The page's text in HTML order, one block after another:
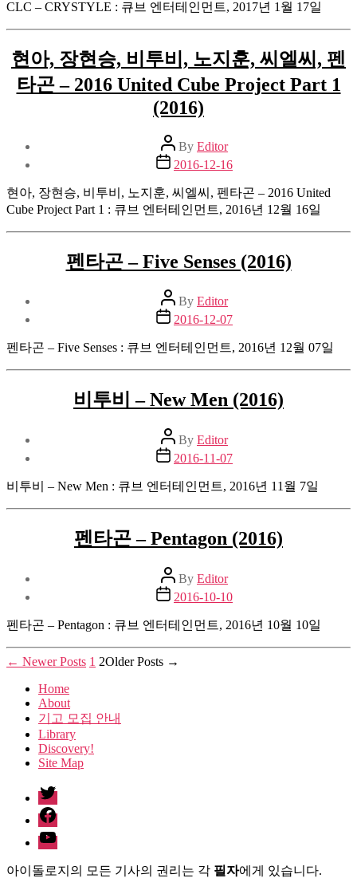
CLC – CRYSTYLE : 큐브 엔터테인먼트, 2017년 1월 17일
현아, 장현승, 비투비, 노지훈, 씨엘씨, 펜
타곤 – 2016 United Cube Project Part 1
(2016)
Post
author
By Editor
Post
date
2016-12-16
현아, 장현승, 비투비, 노지훈, 씨엘씨, 펜타곤 – 2016 United
Cube Project Part 1 : 큐브 엔터테인먼트, 2016년 12월 16일
펜타곤 – Five Senses (2016)
Post
author
By Editor
Post
date
2016-12-07
펜타곤 – Five Senses : 큐브 엔터테인먼트, 2016년 12월 07일
비투비 – New Men (2016)
Post
author
By Editor
Post
date
2016-11-07
비투비 – New Men : 큐브 엔터테인먼트, 2016년 11월 7일
펜타곤 – Pentagon (2016)
Post
author
By Editor
Post
date
2016-10-10
펜타곤 – Pentagon : 큐브 엔터테인먼트, 2016년 10월 10일
Posts
pagination
← NewerPosts 1 2OlderPosts →
Home
About
기고 모집 안내
Library
Discovery!
Site Map
twitter
facebook
Youtube
아이돌로지의 모든 기사의 권리는 각 필자에게 있습니다.